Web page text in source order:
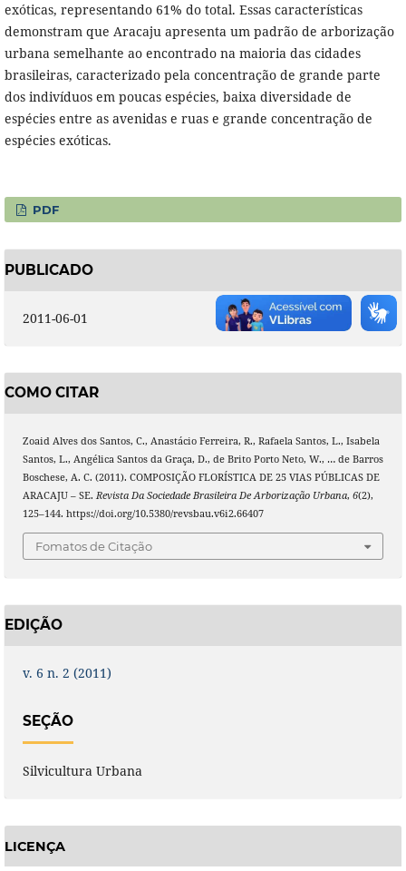
exóticas, representando 61% do total. Essas características
demonstram que Aracaju apresenta um padrão de arborização
urbana semelhante ao encontrado na maioria das cidades
brasileiras, caracterizado pela concentração de grande parte
dos indivíduos em poucas espécies, baixa diversidade de
espécies entre as avenidas e ruas e grande concentração de
espécies exóticas.
PDF
PUBLICADO
2011-06-01
COMO CITAR
Zoaid Alves dos Santos, C., Anastácio Ferreira, R., Rafaela Santos, L., Isabela
Santos, L., Angélica Santos da Graça, D., de Brito Porto Neto, W., … de Barros
Boschese, A. C. (2011). COMPOSIÇÃO FLORÍSTICA DE 25 VIAS PÚBLICAS DE
ARACAJU – SE. Revista Da Sociedade Brasileira De Arborização Urbana, 6(2),
125–144. https://doi.org/10.5380/revsbau.v6i2.66407
Fomatos de Citação
EDIÇÃO
v. 6 n. 2 (2011)
SEÇÃO
Silvicultura Urbana
LICENÇA